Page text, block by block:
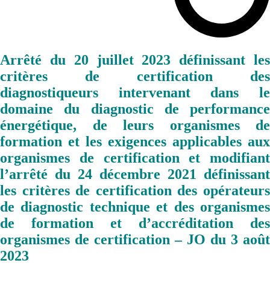
Arrêté du 20 juillet 2023 définissant les
critères de certification des
diagnostiqueurs intervenant dans le
domaine du diagnostic de performance
énergétique, de leurs organismes de
formation et les exigences applicables aux
organismes de certification et modifiant
l’arrêté du 24 décembre 2021 définissant
les critères de certification des opérateurs
de diagnostic technique et des organismes
de formation et d’accréditation des
organismes de certification – JO du 3 août
2023